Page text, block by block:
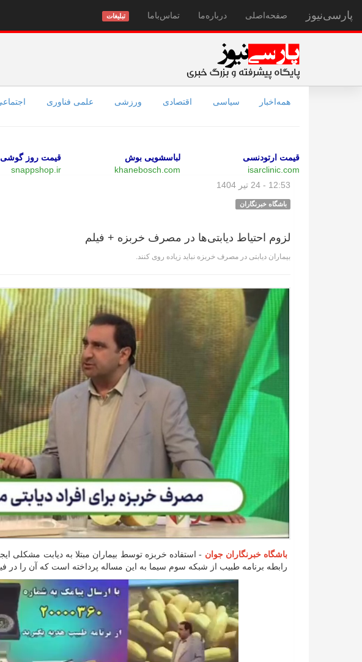
پارسی‌نیوز صفحه‌اصلی درباره‌ما تماس‌با‌ما تبلیغات
همه‌اخبار سیاسی اقتصادی ورزشی علمی فناوری
قیمت ارتودنسی
isarclinic.com
لباسشویی بوش
khanebosch.com
قیمت روز گوشی
snappshop.ir
12:53 - 24 تیر 1404
باشگاه خبرنگاران
لزوم احتیاط دیابتی‌ها در مصرف خربزه + فیلم
بیماران دیابتی در مصرف خربزه نباید زیاده روی کنند.
باشگاه خبرنگاران جوان - استفاده خربزه توسط بیماران مبتلا به دیابت مشکلی
رابطه برنامه طبیب از شبکه سوم سیما به این مساله پرداخته است که آن را در